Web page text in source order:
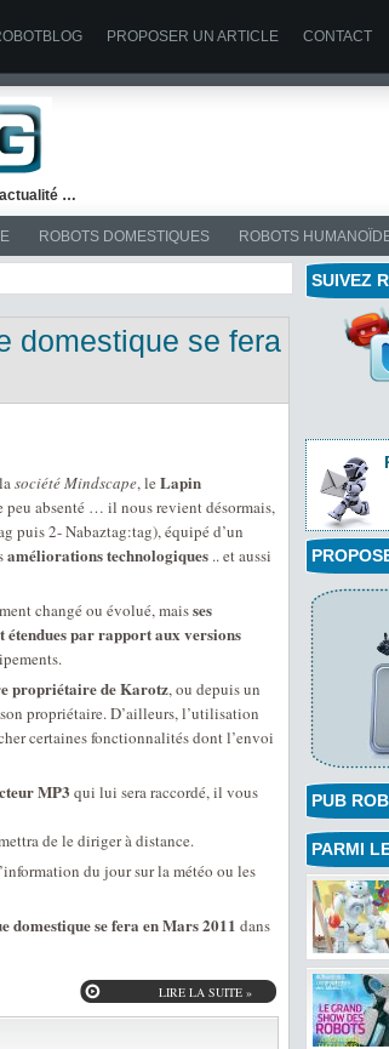
PROPOSER UN ARTICLE CONTACT
actualité …
ROBOTS DOMESTIQUES ROBOTS
domestique se fera
société Mindscape, le Lapin
peu absenté … il nous revient désormais,
puis 2- Nabaztag:tag), équipé d’un
améliorations technologiques .. et aussi
changé ou évolué, maisses
étendues par rapport aux versions
propriétaire de Karotz, ou depuis un
propriétaire. D’ailleurs, l’utilisation
certaines fonctionnalités dont l’envoi
MP3 qui lui sera raccordé, il vous
de le diriger à distance.
du jour sur la météo ou les
se fera en Mars 2011 dans
LIRE LA SUITE »
SUIVEZ
PUB
PARMI